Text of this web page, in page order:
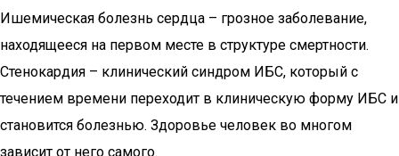
Ишемическая болезнь сердца – грозное заболевание,
находящееся на первом месте в структуре смертности.
Стенокардия – клинический синдром ИБС, который с
течением времени переходит в клиническую форму ИБС и
становится болезнью. Здоровье человек во многом
зависит от него самого.